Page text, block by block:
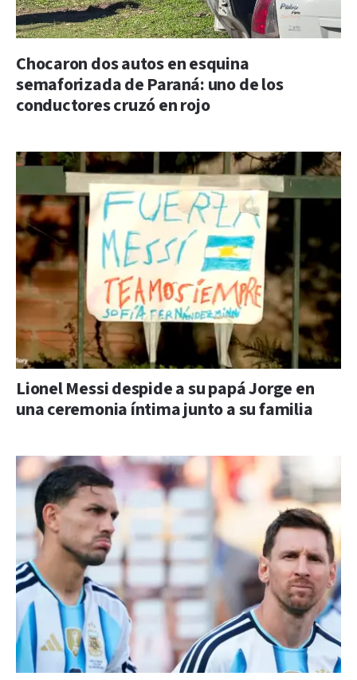
Chocaron dos autos en esquina
semaforizada de Paraná: uno de los
conductores cruzó en rojo
Lionel Messi despide a su papá Jorge en
una ceremonia íntima junto a su familia